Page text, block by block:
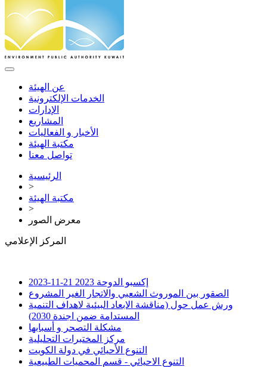
عن الهيئة
الخدمات الإلكترونية
الإدارات
المشاريع
الأخبار و الفعاليات
مكتبة الهيئة
تواصل معنا
الرئيسية
>
مكتبة الهيئة
>
معرض الصور
المركز الإعلامي
إكسبو الدوحة 2023
21-11-2023
الصقور بين الموروث الشعبي والاتجار الغير المشروع
ورش عمل حول (مناقشة الابعاد البيئية لاهداف التنمية
المستدامة ضمن اجندة 2030)
مشكلة التصحر و أسبابها
مركز المختبرات التحليلية
التنوع الأحيائي في دولة الكويت
التنوع الاحيائي - قسم المحميات الطبيعية